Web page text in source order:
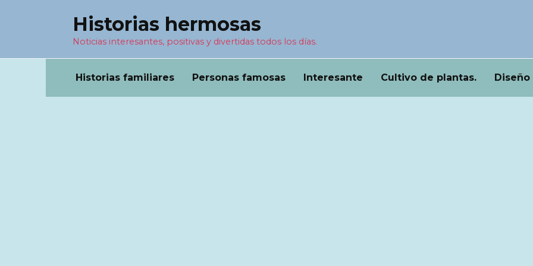
Historias hermosas
Noticias interesantes, positivas y divertidas todos los días.
Historias familiares Personas famosas Interesante Cultivo de plantas. Diseño